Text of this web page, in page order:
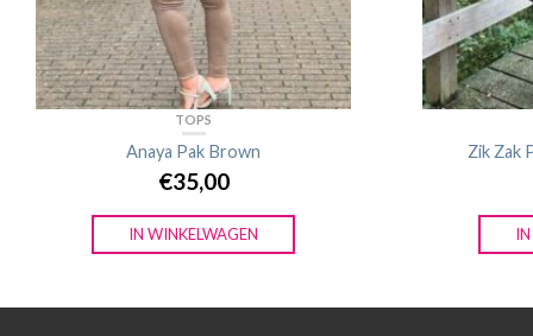
TOPS
Anaya Pak Brown
€35,00
IN WINKELWAGEN
Zik Zak